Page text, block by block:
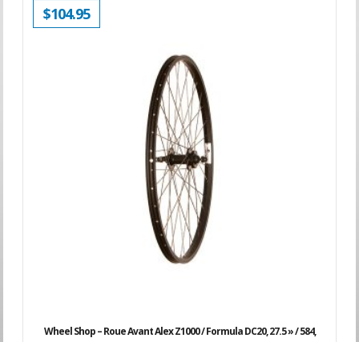
Wheel Shop – Roue Avant Alex Z1000 / Formula DC20, 27.5 » / 584,
$104.95